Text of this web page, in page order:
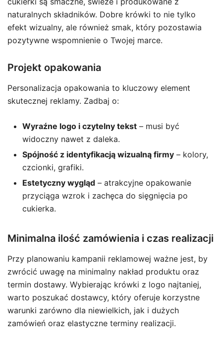
naturalnych składników. Dobre krówki to nie tylko
efekt wizualny, ale również smak, który pozostawia
pozytywne wspomnienie o Twojej marce.
Projekt opakowania
Personalizacja opakowania to kluczowy element
skutecznej reklamy. Zadbaj o:
Wyraźne logo i czytelny tekst – musi być
widoczny nawet z daleka.
Spójność z identyfikacją wizualną firmy – kolory,
czcionki, grafiki.
Estetyczny wygląd – atrakcyjne opakowanie
przyciąga wzrok i zachęca do sięgnięcia po
cukierka.
Minimalna ilość zamówienia i czas realizacji
Przy planowaniu kampanii reklamowej ważne jest, by
zwrócić uwagę na minimalny nakład produktu oraz
termin dostawy. Wybierając krówki z logo najtaniej,
warto poszukać dostawcy, który oferuje korzystne
warunki zarówno dla niewielkich, jak i dużych
zamówień oraz elastyczne terminy realizacji.